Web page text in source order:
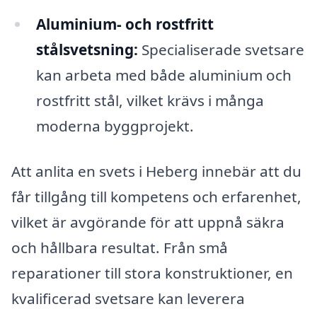
Aluminium- och rostfritt
stålsvetsning: Specialiserade svetsare
kan arbeta med både aluminium och
rostfritt stål, vilket krävs i många
moderna byggprojekt.
Att anlita en svets i Heberg innebär att du
får tillgång till kompetens och erfarenhet,
vilket är avgörande för att uppnå säkra
och hållbara resultat. Från små
reparationer till stora konstruktioner, en
kvalificerad svetsare kan leverera